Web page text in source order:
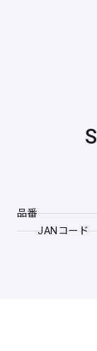
品番
JANコード